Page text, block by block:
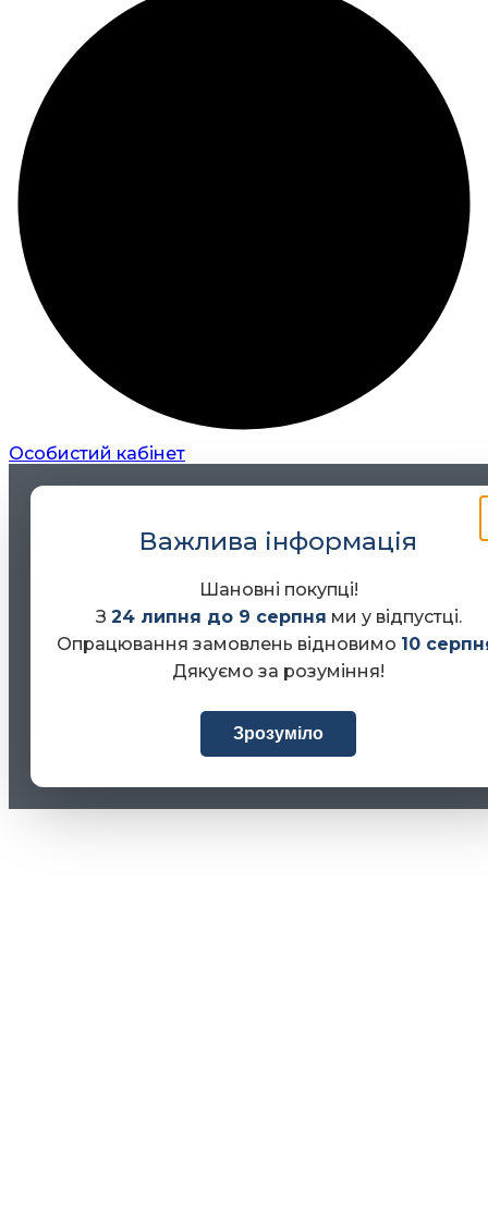
Особистий кабінет
Важлива інформація
Шановні покупці!
З 24 липня до 9 серпня ми у відпустці.
Опрацювання замовлень відновимо 10
Дякуємо за розуміння!
Зрозуміло